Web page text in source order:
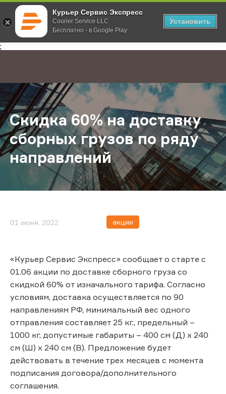
Курьер Сервис Экспресс
Courier Service LLC
Бесплатно - в Google Play
Установить
;
Главная О компании Новости Скидка 60% на доставку сборных
Скидка 60% на доставку
сборных грузов по ряду
направлений
01 июня, 2022 акции
«Курьер Сервис Экспресс» сообщает о старте с
01.06 акции по доставке сборного груза со
скидкой 60% от изначального тарифа. Согласно
условиям, доставка осуществляется по 90
направлениям РФ, минимальный вес одного
отправления составляет 25 кг., предельный –
1000 кг, допустимые габариты – 400 см (Д) x 240
см (Ш) x 240 см (В). Предложение будет
действовать в течение трех месяцев с момента
подписания договора/дополнительного
соглашения.